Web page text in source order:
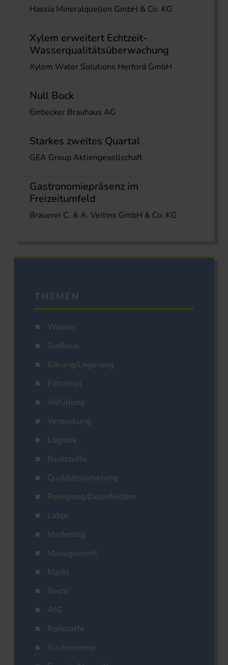
Hassia Mineralquellen GmbH & Co. KG
Xylem erweitert Echtzeit-
Wasserqualitätsüberwachung
Xylem Water Solutions Herford GmbH
Null Bock
Einbecker Brauhaus AG
Starkes zweites Quartal
GEA Group Aktiengesellschaft
Gastronomiepräsenz im
Freizeitumfeld
Brauerei C. & A. Veltins GmbH & Co. KG
THEMEN
Wasser
Sudhaus
Gärung/Lagerung
Filtration
Abfüllung
Verpackung
Logistik
Reststoffe
Qualitätssicherung
Reinigung/Desinfektion
Labor
Marketing
Management
Markt
Recht
AfG
Rohstoffe
Gastronomie